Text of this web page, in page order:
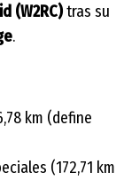
(W2RC)tras su
.
km (define
(172,71 km